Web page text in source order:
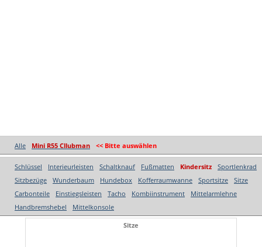
Alle Mini R55 Cllubman << Bitte auswählen
Schlüssel Interieurleisten Schaltknauf Fußmatten Kindersitz
Sportlenkrad
Sitzbezüge
Wunderbaum Hundebox Kofferraumwanne Sportsitze
Sitze
Carbonteile
Einstiegsleisten Tacho Kombiinstrument
Mittelarmlehne
Handbremshebel
Mittelkonsole
Sitze